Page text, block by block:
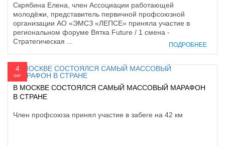
Скрябина Елена, член Ассоциации работающей
молодёжи, представитель первичной профсоюзной
организации АО «ЭМСЗ «ЛЕПСЕ» приняла участие в
региональном форуме Вятка Future / 1 смена -
Стратегическая ...
ПОДРОБНЕЕ
4
окт
В МОСКВЕ СОСТОЯЛСЯ САМЫЙ МАССОВЫЙ МАРАФОН
В СТРАНЕ
Член профсоюза принял участие в забеге на 42 км